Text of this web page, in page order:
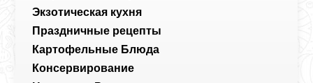
Экзотическая кухня
Праздничные рецепты
Картофельные Блюда
Консервирование